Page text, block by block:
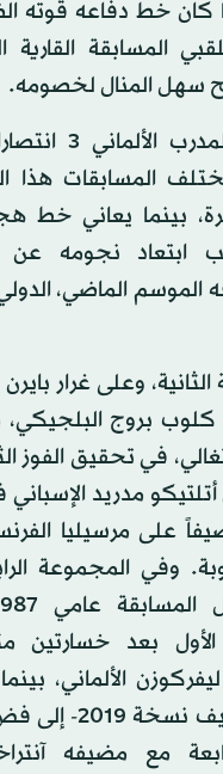
كان خط دفاعه قوته
المسابقة القارية
سهل المنال لخصومه.
المسابقات هذا
13 مرة، بينما
ابتعاد نجومه
الموسم الماضي،
وعلى غرار بايرن
بروج البلجيكي،
في تحقيق الفوز
مدريد
على مرسيليا
وفي المجموعة
بعد خسارتين
الألماني،
الإنجليزي -
مع مضيفه